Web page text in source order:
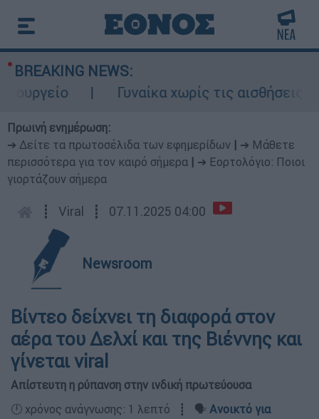
BREAKING NEWS:
Γυναίκα χωρίς τις αισθήσεις
Πρωινή ενημέρωση:
➔ Δείτε τα πρωτοσέλιδα των εφημερίδων
➔ Μάθετε
περισσότερα για τον καιρό σήμερα
➔ Εορτολόγιο: Ποιοι
γιορτάζουν σήμερα
┋ Viral ┋ 07.11.2025 04:00
Newsroom
Βίντεο δείχνει τη διαφορά στον
αέρα του Δελχί και της Βιέννης και
γίνεται viral
Απίστευτη η ρύπανση στην ινδική πρωτεύουσα
🕛 χρόνος ανάγνωσης: 1 λεπτό ┋ 🗣️ Ανοικτό για